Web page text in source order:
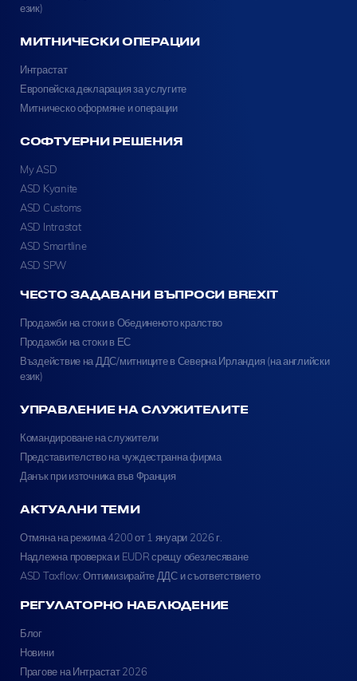
език)
МИТНИЧЕСКИ ОПЕРАЦИИ
Интрастат
Европейска декларация за услугите
Митническо оформяне и операции
СОФТУЕРНИ РЕШЕНИЯ
My ASD
ASD Kyanite
ASD Customs
ASD Intrastat
ASD Smartline
ASD SPW
ЧЕСТО ЗАДАВАНИ ВЪПРОСИ BREXIT
Продажби на стоки в Обединеното кралство
Продажби на стоки в ЕС
Въздействие на ДДС/митниците в Северна Ирландия (на английски
език)
УПРАВЛЕНИЕ НА СЛУЖИТЕЛИТЕ
Командироване на служители
Представителство на чуждестранна фирма
Данък при източника във Франция
АКТУАЛНИ ТЕМИ
Отмяна на режима 4200 от 1 януари 2026 г.
Надлежна проверка и EUDR срещу обезлесяване
ASD Taxflow: Оптимизирайте ДДС и съответствието
РЕГУЛАТОРНО НАБЛЮДЕНИЕ
Блог
Новини
Прагове на Интрастат 2026